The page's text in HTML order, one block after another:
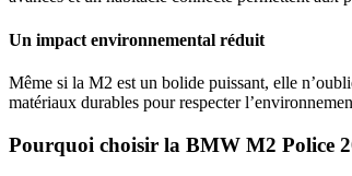
Un impact environnemental réduit
Même si la M2 est un bolide puissant, elle
matériaux durables pour respecter
Pourquoi choisir la BMW M2 Police